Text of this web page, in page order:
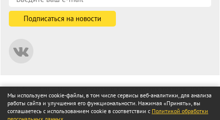
© informat.ru — Интернет-магазин канцелярских товаров. 2001—
2026
Все права защищены
Мы используем cookie-файлы, в том числе сервисы веб-аналитики, для анализа
работы сайта и улучшения его функциональности. Нажимая «Принять», вы
соглашаетесь с использованием cookie в соответствии с Политикой обработки